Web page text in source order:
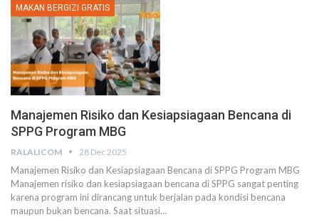
MAKAN BERGIZI GRATIS
Manajemen Risiko dan Kesiapsiagaan Bencana di
SPPG Program MBG
RALALICOM 28 Dec 2025
Manajemen Risiko dan Kesiapsiagaan Bencana di SPPG Program MBG
Manajemen risiko dan kesiapsiagaan bencana di SPPG sangat penting
karena program ini dirancang untuk berjalan pada kondisi bencana
maupun bukan bencana. Saat situasi…